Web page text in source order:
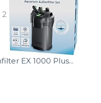
2
EX 1000 Plus...